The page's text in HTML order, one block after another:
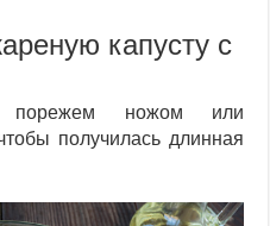
капусту с
порежем ножом или
получилась длинная